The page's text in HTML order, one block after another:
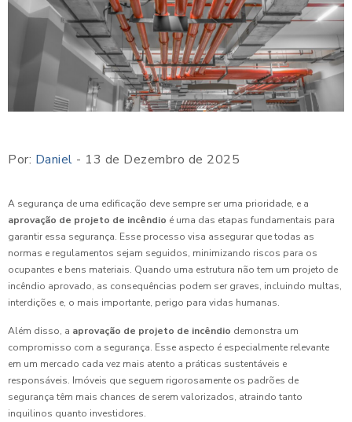
Por: Daniel - 13 de Dezembro de 2025
A segurança de uma edificação deve sempre ser uma prioridade, e a
aprovação de projeto de incêndio é uma das etapas fundamentais para
garantir essa segurança. Esse processo visa assegurar que todas as
normas e regulamentos sejam seguidos, minimizando riscos para os
ocupantes e bens materiais. Quando uma estrutura não tem um projeto de
incêndio aprovado, as consequências podem ser graves, incluindo multas,
interdições e, o mais importante, perigo para vidas humanas.
Além disso, a aprovação de projeto de incêndio demonstra um
compromisso com a segurança. Esse aspecto é especialmente relevante
em um mercado cada vez mais atento a práticas sustentáveis e
responsáveis. Imóveis que seguem rigorosamente os padrões de
segurança têm mais chances de serem valorizados, atraindo tanto
inquilinos quanto investidores.